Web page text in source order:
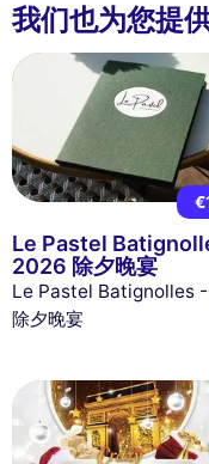
我们也为您提
Le Pastel
2026 除夕晚宴
Le Pastel Batignolles
除夕晚宴